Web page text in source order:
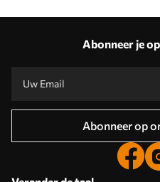
Abonneer je
Abonneer op